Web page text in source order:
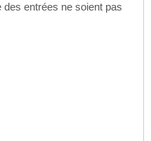
entrées ne soient pas